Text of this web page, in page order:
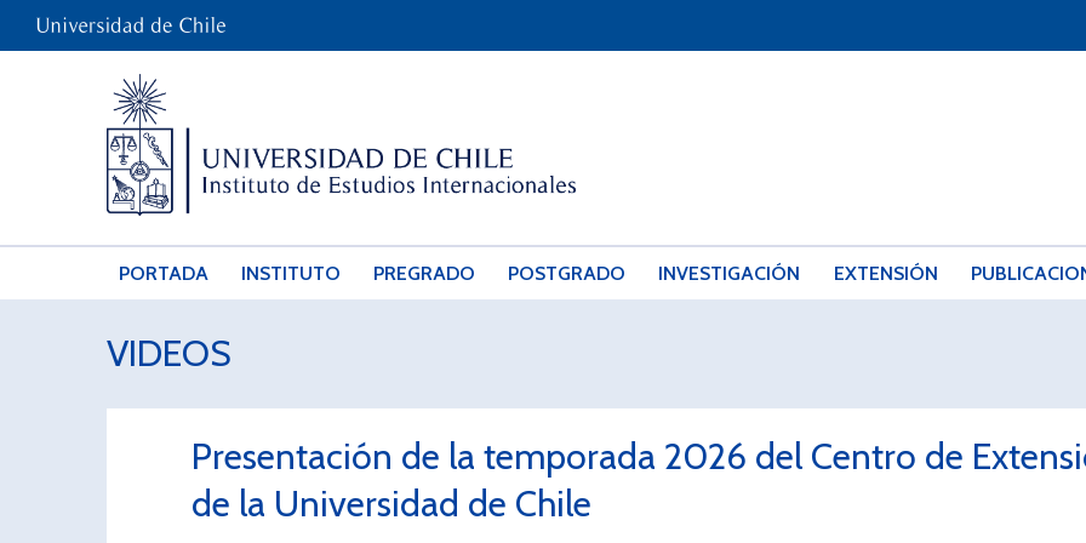
PORTADA INSTITUTO PREGRADO POSTGRADO INVESTIGACIÓN EXTENSIÓN
VIDEOS
Presentación de la temporada 2026 del Centro de
de la Universidad de Chile